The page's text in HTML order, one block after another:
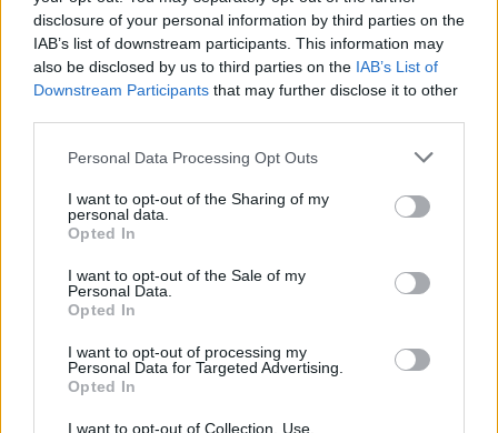
disclosure of your personal information by third parties on the
IAB’s list of downstream participants. This information may
also be disclosed by us to third parties on the IAB’s List of
Downstream Participants that may further disclose it to other
Personal Data Processing Opt Outs
I want to opt-out of the Sharing of my
personal data.
Opted In
I want to opt-out of the Sale of my
Personal Data.
Opted In
I want to opt-out of processing my
Personal Data for Targeted Advertising.
Opted In
I want to opt-out of Collection, Use,